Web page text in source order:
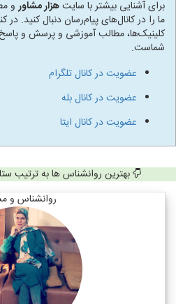
برای آشنایی بیشتر با سایتهزار مشاورو
ما را در کانال‌های پیام‌رسان دنبال کنید.
کلینیک‌ها، مطالب آموزشی و پرسش و
شماست.
عضویت در کانال تلگرام
عضویت در کانال بله
عضویت در کانال ایتا
بهترین روانشناس ها به ترتیب
روانشناس و